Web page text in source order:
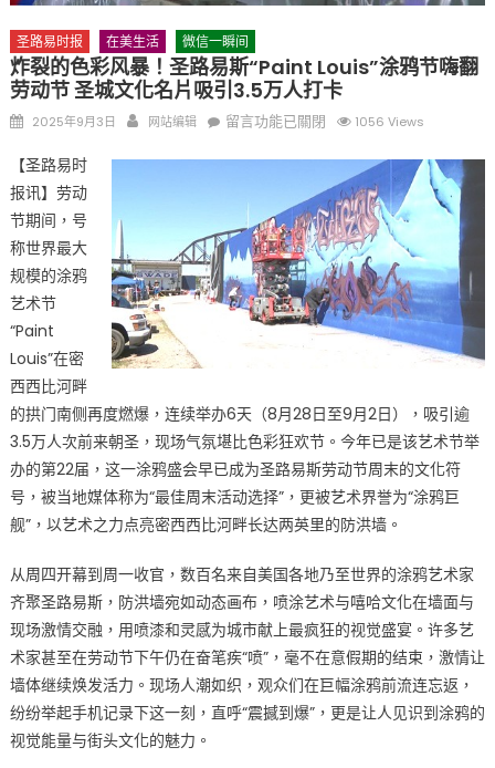
圣路易时报 在美生活 微信一瞬间
炸裂的色彩风暴！圣路易斯“Paint Louis”涂鸦节嗨翻
劳动节 圣城文化名片吸引3.5万人打卡
Posted
2025年9月3日 Author
网站编辑
在
彩
风
暴！
“Paint
Louis”
涂
鸦
节
翻
劳
动
节
圣
城
留言功能已關閉 1056 Views
【圣路易时
报讯】劳动
节期间，号
称世界最大
规模的涂鸦
艺术节
“Paint
Louis”在密
西西比河畔
的拱门南侧再度燃爆，连续举办6天（8月28日至9月2日），吸引逾
3.5万人次前来朝圣，现场气氛堪比色彩狂欢节。今年已是该艺术节举
办的第22届，这一涂鸦盛会早已成为圣路易斯劳动节周末的文化符
号，被当地媒体称为“最佳周末活动选择”，更被艺术界誉为“涂鸦巨
舰”，以艺术之力点亮密西西比河畔长达两英里的防洪墙。
从周四开幕到周一收官，数百名来自美国各地乃至世界的涂鸦艺术家
齐聚圣路易斯，防洪墙宛如动态画布，喷涂艺术与嘻哈文化在墙面与
现场激情交融，用喷漆和灵感为城市献上最疯狂的视觉盛宴。许多艺
术家甚至在劳动节下午仍在奋笔疾“喷”，毫不在意假期的结束，激情让
墙体继续焕发活力。现场人潮如织，观众们在巨幅涂鸦前流连忘返，
纷纷举起手机记录下这一刻，直呼“震撼到爆”，更是让人见识到涂鸦的
视觉能量与街头文化的魅力。